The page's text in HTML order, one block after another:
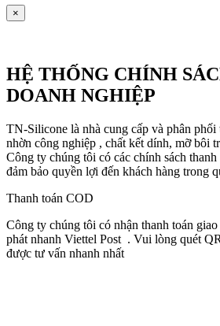
×
HỆ THỐNG CHÍNH
DOANH NGHIỆP
TN-Silicone là nhà cung cấp và phân phối
nhờn công nghiệp , chất kết dính, mỡ bôi
Công ty chúng tôi có các chính sách
đảm bảo quyền lợi đến khách hàng trong
Thanh toán COD
Công ty chúng tôi có nhận thanh toán
phát nhanh Viettel Post . Vui lòng quét
được tư vấn nhanh nhất